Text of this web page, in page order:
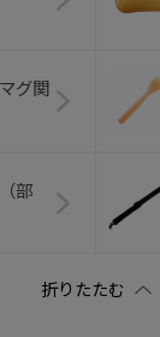
グ関
部